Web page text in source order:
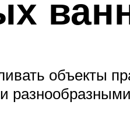
объекты